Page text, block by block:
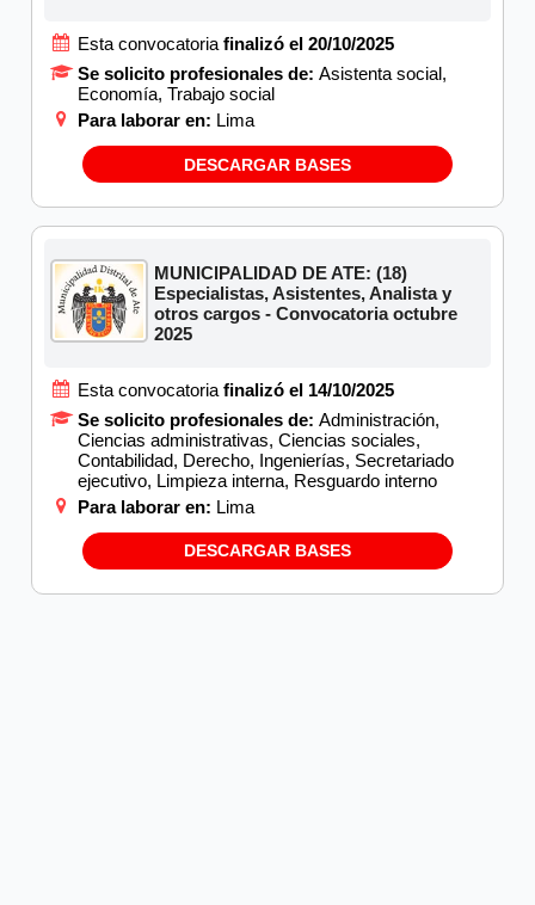
Esta convocatoria finalizó el 20/10/2025
Se solicito profesionales de: Asistenta social,
Economía, Trabajo social
Para laborar en: Lima
DESCARGAR BASES
MUNICIPALIDAD DE ATE: (18)
Especialistas, Asistentes, Analista y
otros cargos - Convocatoria octubre
2025
Esta convocatoria finalizó el 14/10/2025
Se solicito profesionales de: Administración,
Ciencias administrativas, Ciencias sociales,
Contabilidad, Derecho, Ingenierías, Secretariado
ejecutivo, Limpieza interna, Resguardo interno
Para laborar en: Lima
DESCARGAR BASES